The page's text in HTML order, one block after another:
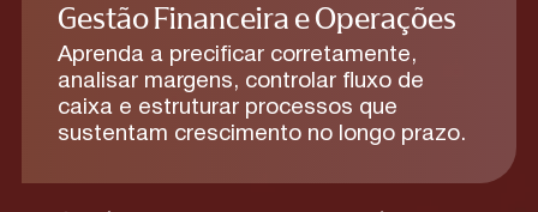
Gestão Financeira e Operações
Aprenda a precificar corretamente,
analisar margens, controlar fluxo de
caixa e estruturar processos que
sustentam crescimento no longo prazo.